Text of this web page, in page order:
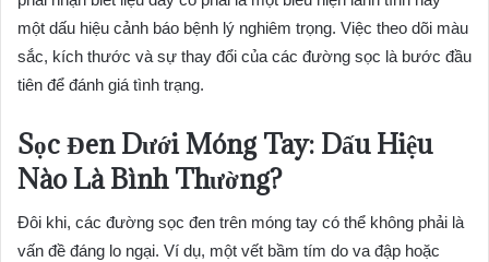
một dấu hiệu cảnh báo bệnh lý nghiêm trọng. Việc theo dõi màu
sắc, kích thước và sự thay đổi của các đường sọc là bước đầu
tiên để đánh giá tình trạng.
Sọc Đen Dưới Móng Tay: Dấu Hiệu
Nào Là Bình Thường?
Đôi khi, các đường sọc đen trên móng tay có thể không phải là
vấn đề đáng lo ngại. Ví dụ, một vết bầm tím do va đập hoặc